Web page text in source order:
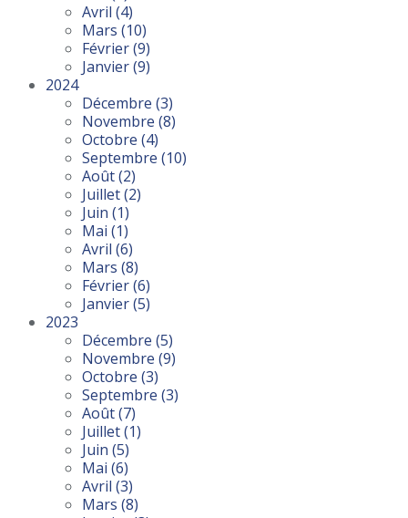
Avril (4)
Mars (10)
Février(9)
Janvier(9)
2024
Décembre (3)
Novembre (8)
Octobre (4)
Septembre (10)
Août(2)
Juillet(2)
Juin (1)
Mai (1)
Avril (6)
Mars (8)
Février(6)
Janvier(5)
2023
Décembre (5)
Novembre (9)
Octobre (3)
Septembre (3)
Août(7)
Juillet(1)
Juin (5)
Mai (6)
Avril (3)
Mars (8)